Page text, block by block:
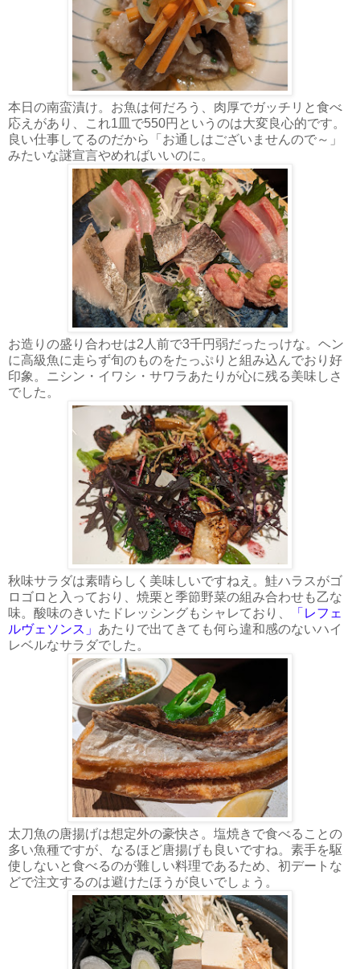
本日の南蛮漬け。お魚は何だろう、肉厚でガッチリと食べ
応えがあり、これ1皿で550円というのは大変良心的です。
良い仕事してるのだから「お通しはございませんので～」
みたいな謎宣言やめればいいのに。
お造りの盛り合わせは2人前で3千円弱だったっけな。ヘン
に高級魚に走らず旬のものをたっぷりと組み込んでおり好
印象。ニシン・イワシ・サワラあたりが心に残る美味しさ
でした。
秋味サラダは素晴らしく美味しいですねえ。鮭ハラスがゴ
ロゴロと入っており、焼栗と季節野菜の組み合わせも乙な
味。酸味のきいたドレッシングもシャレており、
「レフェ
ルヴェソンス」 あたりで出てきても何ら違和感のないハイ
レベルなサラダでした。
太刀魚の唐揚げは想定外の豪快さ。塩焼きで食べることの
多い魚種ですが、なるほど唐揚げも良いですね。素手を駆
使しないと食べるのが難しい料理であるため、初デートな
どで注文するのは避けたほうが良いでしょう。